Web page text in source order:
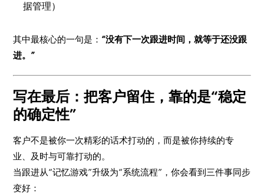
据管理）
其中最核心的一句是： “没有下一次跟进时间，就等于还没跟
进。”
写在最后：把客户留住，靠的是“稳定
的确定性”
客户不是被你一次精彩的话术打动的，而是被你持续的专
业、及时与可靠打动的。
当跟进从“记忆游戏”升级为“系统流程”，你会看到三件事同步
变好：